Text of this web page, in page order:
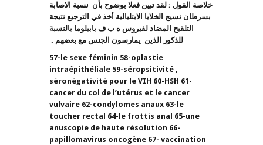
خلاصة القول : لقد تبين فعلا بوضوح بأن نسبة الاصابة
بسرطان نسيج الخلايا الابتليالية أخذ في الترجيع نتيجة
التلقيح المضاد لفيروس ه ب ف بابيلوما بالنسبة
للذكور الذين يمارسون الجنس مع بعضهم .
57-le sexe féminin 58-oplastie
intraépithéliale 59-séropsitivité ,
séronégativité pour le VIH 60-HSH 61-
cancer du col de l’utérus et le cancer
vulvaire 62-condylomes anaux 63-le
toucher rectal 64-le frottis anal 65-une
anuscopie de haute résolution 66-
papillomavirus oncogène 67- vaccination